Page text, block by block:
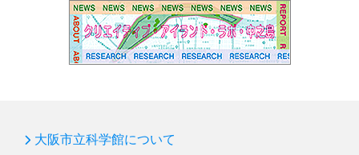
大阪市立科学館について